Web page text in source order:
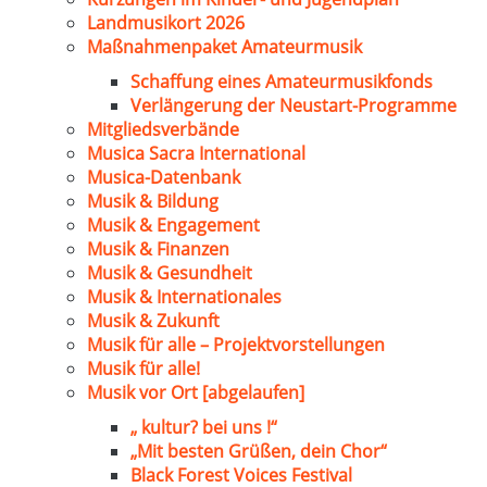
Landmusikort 2026
Maßnahmenpaket Amateurmusik
Schaffung eines Amateurmusikfonds
Verlängerung der Neustart-Programme
Mitgliedsverbände
Musica Sacra International
Musica-Datenbank
Musik & Bildung
Musik & Engagement
Musik & Finanzen
Musik & Gesundheit
Musik & Internationales
Musik & Zukunft
Musik für alle – Projektvorstellungen
Musik für alle!
Musik vor Ort [abgelaufen]
„ kultur? bei uns !“
„Mit besten Grüßen, dein Chor“
Black Forest Voices Festival